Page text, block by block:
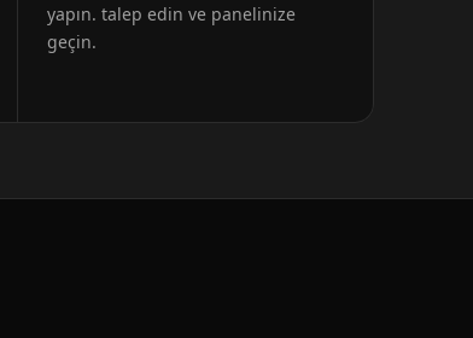
yapın. talep edin ve panelinize
geçin.